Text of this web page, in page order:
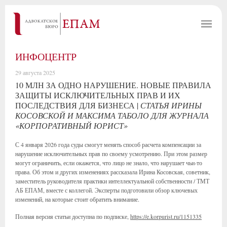
ИНФОЦЕНТР
29 августа 2025
10 МЛН ЗА ОДНО НАРУШЕНИЕ. НОВЫЕ ПРАВИЛА
ЗАЩИТЫ ИСКЛЮЧИТЕЛЬНЫХ ПРАВ И ИХ
ПОСЛЕДСТВИЯ ДЛЯ БИЗНЕСА | СТАТЬЯ ИРИНЫ
КОСОВСКОЙ И МАКСИМА ТАБОЛО ДЛЯ ЖУРНАЛА
«КОРПОРАТИВНЫЙ ЮРИСТ»
С 4 января 2026 года суды смогут менять способ расчета компенсации за
нарушение исключительных прав по своему усмотрению. При этом размер
могут ограничить, если окажется, что лицо не знало, что нарушает чьи-то
права. Об этом и других изменениях рассказала Ирина Косовская, советник,
заместитель руководителя практики интеллектуальной собственности / ТМТ
АБ ЕПАМ, вместе с коллегой. Эксперты подготовили обзор ключевых
изменений, на которые стоит обратить внимание.
Полная версия статьи доступна по подписке, https://e.korpurist.ru/1151335